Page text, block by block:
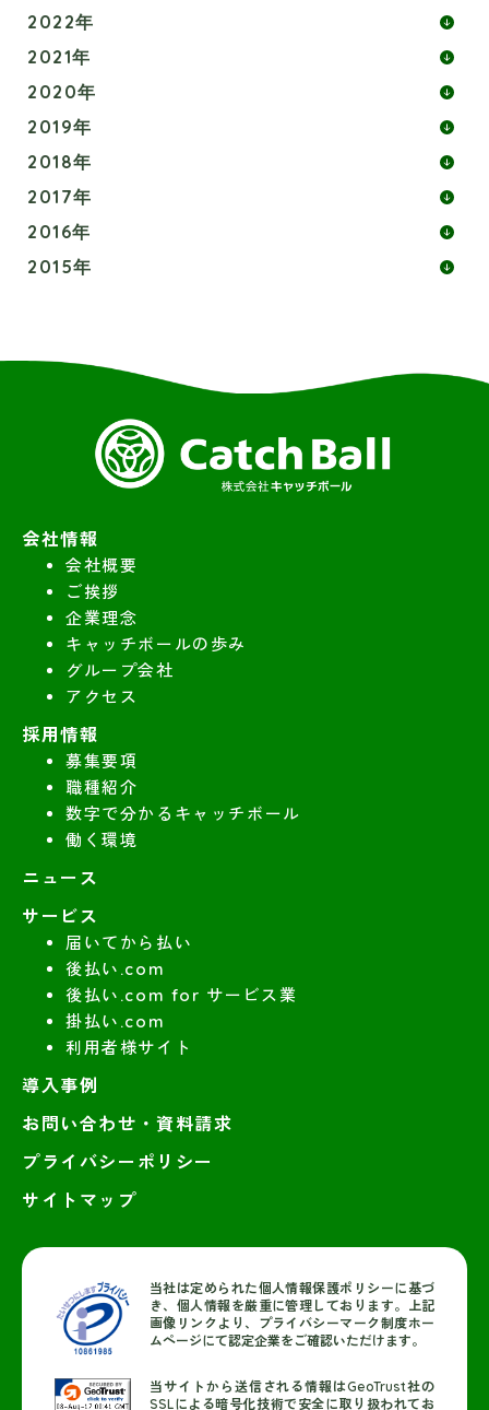
2022年
2021年
2020年
2019年
2018年
2017年
2016年
2015年
会社情報
会社概要
ご挨拶
企業理念
キャッチボールの歩み
グループ会社
アクセス
採用情報
募集要項
職種紹介
数字で分かるキャッチボール
働く環境
ニュース
サービス
届いてから払い
後払い.com
後払い.com for サービス業
掛払い.com
利用者様サイト
導入事例
お問い合わせ・資料請求
プライバシーポリシー
サイトマップ
当社は定められた個人情報保護ポリシーに基づ
き、個人情報を厳重に管理しております。上記
画像リンクより、プライバシーマーク制度ホー
ムページにて認定企業をご確認いただけます。
当サイトから送信される情報はGeoTrust社の
SSLによる暗号化技術で安全に取り扱われてお